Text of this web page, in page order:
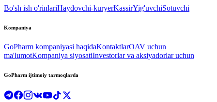
Bo'sh ish o'rinlariHaydovchi-kuryerKassirYig'uvchiSotuvchi
Kompaniya
GoPharm kompaniyasi haqidaKontaktlarOAV uchun
ma'lumotKompaniya siyosatiInvestorlar va aksiyadorlar uchun
GoPharm ijtimoiy tarmoqlarda